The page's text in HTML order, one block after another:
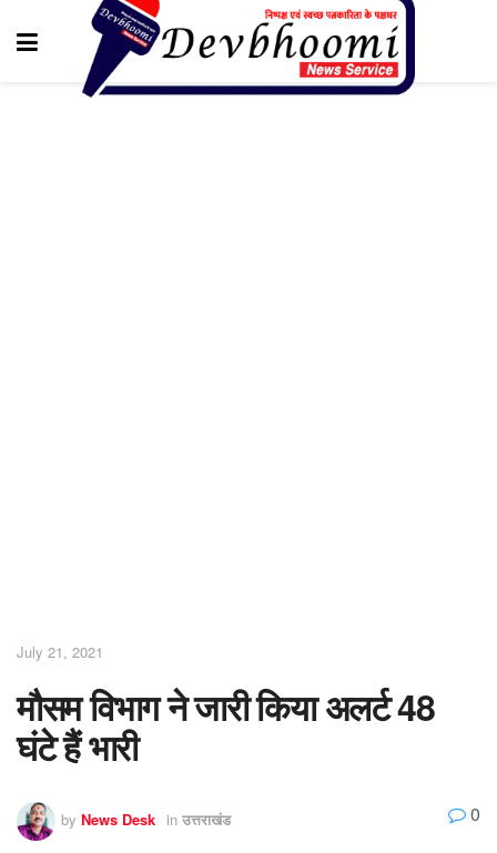
July 21, 2021
मौसम विभाग ने जारी किया अलर्ट 48
घंटे हैं भारी
by News Desk in उत्तराखंड 0